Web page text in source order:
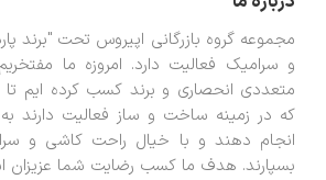
مجموعه گروه بازرگانی اپیروس تحت "برند
و سرامیک فعالیت دارد. امروزه ما
متعددی انحصاری و برند کسب کرده ایم تا
که در زمینه ساخت و ساز فعالیت دارند
انجام دهند و با خیال راحت کاشی و
بسپارند. هدف ما کسب رضایت شما عزیزان